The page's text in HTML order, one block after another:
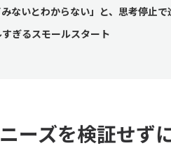
ないとわからない」と、思考停止で
ぎるスモールスタート
ーズを検証せず